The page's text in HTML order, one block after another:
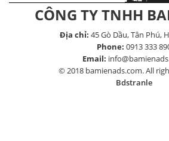
CÔNG TY TNHH
Địa chỉ: 45 Gò Dầu, Tân Phú,
Phone: 0913 333
Email:
© 2018 bamienads.com. All
Bdstranle